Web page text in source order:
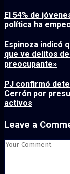
El 54% de
política ha
Espinoza indicó
que ve delitos
preocupante»
PJ confirmó
Cerrón por
activos
Leave a